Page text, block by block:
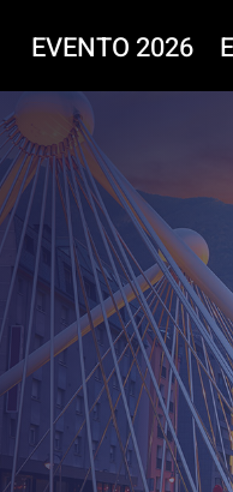
EVENTO 2026